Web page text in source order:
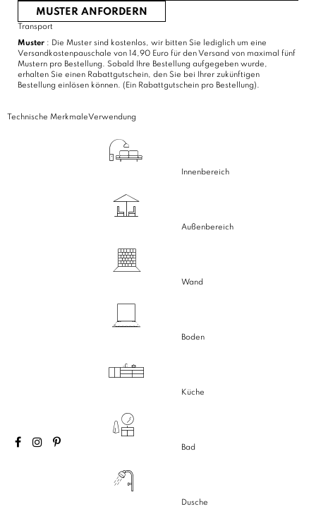
MUSTER ANFORDERN
Transport
Muster : Die Muster sind kostenlos, wir bitten Sie lediglich um eine
Versandkostenpauschale von 14,90 Euro für den Versand von maximal fünf
Mustern pro Bestellung. Sobald Ihre Bestellung aufgegeben wurde,
erhalten Sie einen Rabattgutschein, den Sie bei Ihrer zukünftigen
Bestellung einlösen können. (Ein Rabattgutschein pro Bestellung).
Technische MerkmaleVerwendung
Innenbereich
Außenbereich
Wand
Boden
Küche
Bad
Dusche